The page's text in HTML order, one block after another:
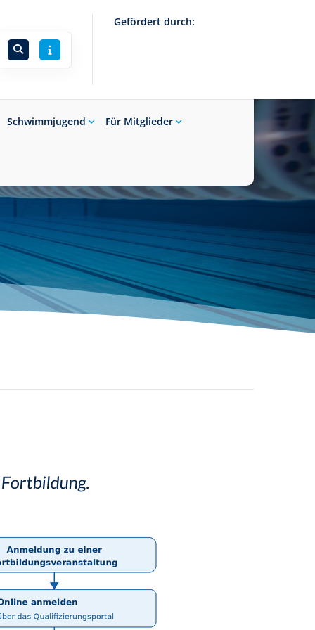
Gefördert durch:
Schwimmjugend Für Mitglieder